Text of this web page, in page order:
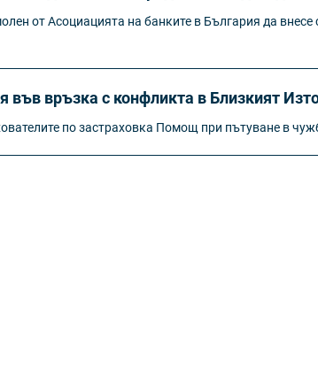
от Асоциацията на банките в България да внесе
връзка с конфликта в Близкият
по застраховка Помощ при пътуване в